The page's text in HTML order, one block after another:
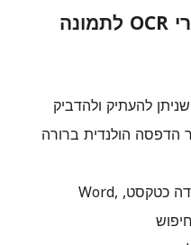
מה מקבלים אחרי OCR לתמונה
להעתיק ולהדביק
הדפסה הולנדית ברורה
קבצים ניתנים להורדה כטקסט, Word,